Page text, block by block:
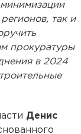
так и
прокуратуры
в 2024
Денис